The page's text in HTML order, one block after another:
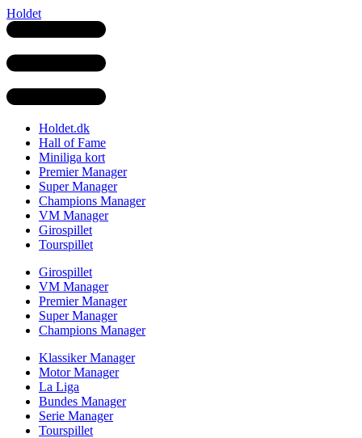
Holdet
Holdet.dk
Hall of Fame
Miniliga kort
Premier Manager
Super Manager
Champions Manager
VM Manager
Girospillet
Tourspillet
Girospillet
VM Manager
Premier Manager
Super Manager
Champions Manager
Klassiker Manager
Motor Manager
La Liga
Bundes Manager
Serie Manager
Tourspillet